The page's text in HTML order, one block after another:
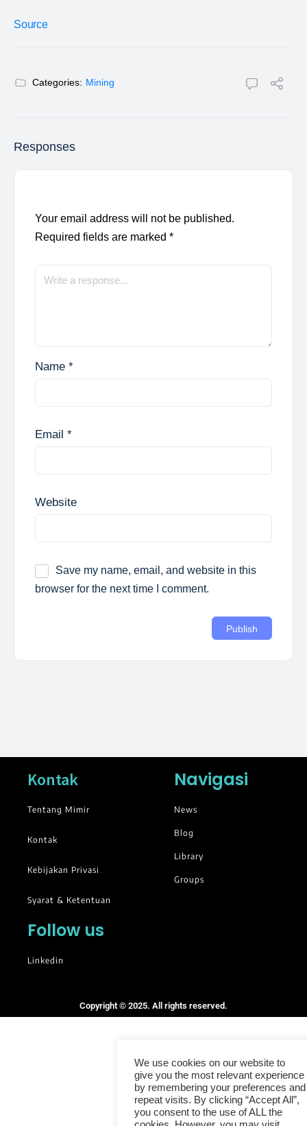
Source
Categories: Mining
Responses
Your email address will not be published.
Required fields are marked *
Name *
Email *
Website
Save my name, email, and website in this
browser for the next time I comment.
Kontak
Tentang Mimir
Kontak
Kebijakan Privasi
Syarat & Ketentuan
Navigasi
News
Blog
Library
Groups
Follow us
Linkedin
Copyright © 2025. All rights reserved.
We use cookies on our website to
give you the most relevant experience
by remembering your preferences and
repeat visits. By clicking “Accept All”,
you consent to the use of ALL the